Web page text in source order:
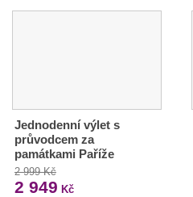
Jednodenní výlet s
průvodcem za
památkami Paříže
2 999 Kč
2 949 Kč